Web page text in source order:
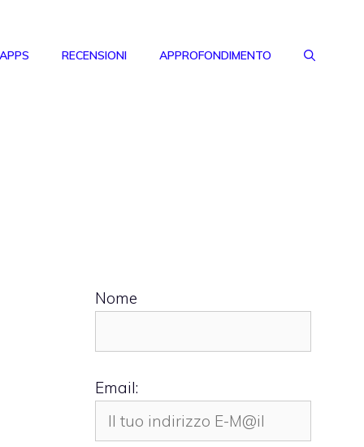
RECENSIONI APPROFONDIMENTO
Nome
Email: